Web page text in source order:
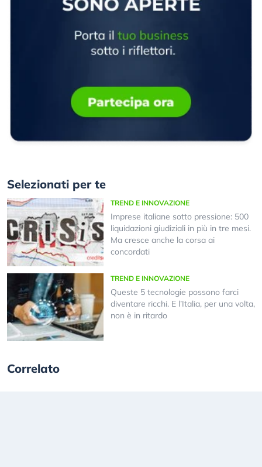
Selezionati per te
TREND E INNOVAZIONE
Imprese italiane sotto pressione: 500
liquidazioni giudiziali in più in tre mesi.
Ma cresce anche la corsa ai
concordati
TREND E INNOVAZIONE
Queste 5 tecnologie possono farci
diventare ricchi. E l’Italia, per una volta,
non è in ritardo
Correlato